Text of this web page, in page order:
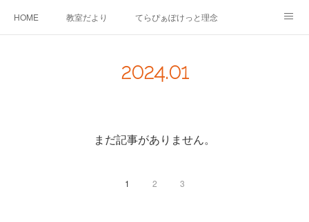
HOME 教室だより てらぴぁぽけっと理念
2024.01
まだ記事がありません。
1 2 3